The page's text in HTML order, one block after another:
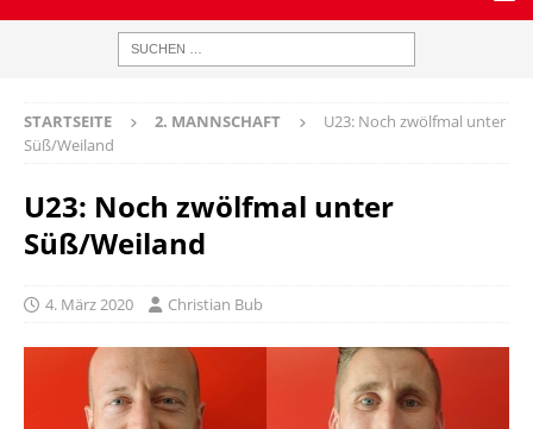
STARTSEITE 2. MANNSCHAFT
U23: Noch zwölfmal unter
Süß/Weiland
U23: Noch zwölfmal unter
Süß/Weiland
4. März 2020 Christian Bub